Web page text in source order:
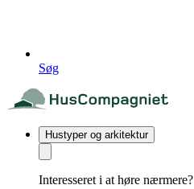
Søg
Hustyper og arkitektur
Interesseret i at høre nærmere?